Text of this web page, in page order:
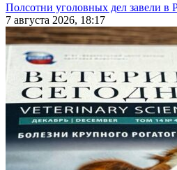
Полсотни уголовных дел завели в
7 августа 2026, 18:17